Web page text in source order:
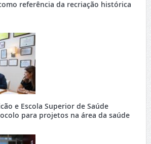
referência da recriação histórica
e Escola Superior de Saúde
para projetos na área da saúde